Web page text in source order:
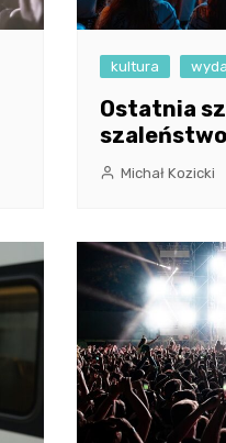
kultura
Ostatnia
Michał Kozicki